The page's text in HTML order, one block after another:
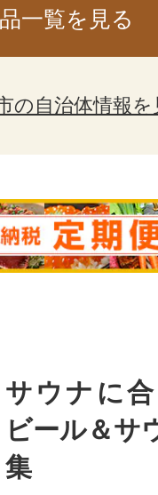
一覧を見る
の自治体情報を
サウナに
ビール＆サ
集